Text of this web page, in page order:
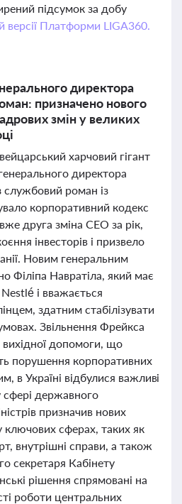
підсумок за добу
версії Платформи LIGA360.
директора
призначено нового
змін у великих
харчовий гігант
директора
роман із
корпоративний кодекс
друга зміна CEO за рік,
інвесторів і призвело
Новим генеральним
Філіпа Навратіла, який має
і вважається
здатним стабілізувати
Звільнення Фрейкса
вихідної допомоги, що
порушення корпоративних
в Україні відбулися важливі
сфері державного
призначив нових
ключових сферах, таких як
внутрішні справи, а також
секретаря Кабінету
рішення спрямовані на
роботи центральних